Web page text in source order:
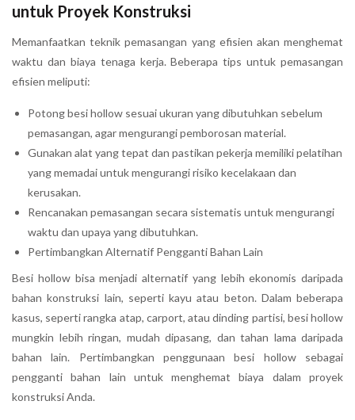
untuk Proyek Konstruksi
Memanfaatkan teknik pemasangan yang efisien akan menghemat
waktu dan biaya tenaga kerja. Beberapa tips untuk pemasangan
efisien meliputi:
Potong besi hollow sesuai ukuran yang dibutuhkan sebelum
pemasangan, agar mengurangi pemborosan material.
Gunakan alat yang tepat dan pastikan pekerja memiliki pelatihan
yang memadai untuk mengurangi risiko kecelakaan dan
kerusakan.
Rencanakan pemasangan secara sistematis untuk mengurangi
waktu dan upaya yang dibutuhkan.
Pertimbangkan Alternatif Pengganti Bahan Lain
Besi hollow bisa menjadi alternatif yang lebih ekonomis daripada
bahan konstruksi lain, seperti kayu atau beton. Dalam beberapa
kasus, seperti rangka atap, carport, atau dinding partisi, besi hollow
mungkin lebih ringan, mudah dipasang, dan tahan lama daripada
bahan lain. Pertimbangkan penggunaan besi hollow sebagai
pengganti bahan lain untuk menghemat biaya dalam proyek
konstruksi Anda.